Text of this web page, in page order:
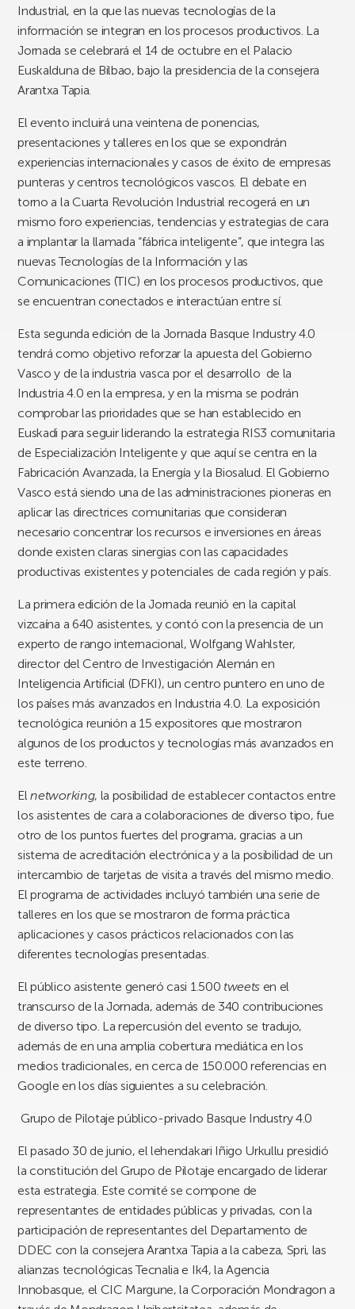
Industrial, en la que las nuevas tecnologías de la
información se integran en los procesos productivos. La
Jornada se celebrará el 14 de octubre en el Palacio
Euskalduna de Bilbao, bajo la presidencia de la consejera
Arantxa Tapia.
El evento incluirá una veintena de ponencias,
presentaciones y talleres en los que se expondrán
experiencias internacionales y casos de éxito de empresas
punteras y centros tecnológicos vascos. El debate en
torno a la Cuarta Revolución Industrial recogerá en un
mismo foro experiencias, tendencias y estrategias de cara
a implantar la llamada “fábrica inteligente”, que integra las
nuevas Tecnologías de la Información y las
Comunicaciones (TIC) en los procesos productivos, que
se encuentran conectados e interactúan entre sí.
Esta segunda edición de la Jornada Basque Industry 4.0
tendrá como objetivo reforzar la apuesta del Gobierno
Vasco y de la industria vasca por el desarrollo de la
Industria 4.0 en la empresa, y en la misma se podrán
comprobar las prioridades que se han establecido en
Euskadi para seguir liderando la estrategia RIS3 comunitaria
de Especialización Inteligente y que aquí se centra en la
Fabricación Avanzada, la Energía y la Biosalud. El Gobierno
Vasco está siendo una de las administraciones pioneras en
aplicar las directrices comunitarias que consideran
necesario concentrar los recursos e inversiones en áreas
donde existen claras sinergias con las capacidades
productivas existentes y potenciales de cada región y país.
La primera edición de la Jornada reunió en la capital
vizcaína a 640 asistentes, y contó con la presencia de un
experto de rango internacional, Wolfgang Wahlster,
director del Centro de Investigación Alemán en
Inteligencia Artificial (DFKI), un centro puntero en uno de
los países más avanzados en Industria 4.0. La exposición
tecnológica reunión a 15 expositores que mostraron
algunos de los productos y tecnologías más avanzados en
este terreno.
Elnetworking, la posibilidad de establecer contactos entre
los asistentes de cara a colaboraciones de diverso tipo, fue
otro de los puntos fuertes del programa, gracias a un
sistema de acreditación electrónica y a la posibilidad de un
intercambio de tarjetas de visita a través del mismo medio.
El programa de actividades incluyó también una serie de
talleres en los que se mostraron de forma práctica
aplicaciones y casos prácticos relacionados con las
diferentes tecnologías presentadas.
El público asistente generó casi 1.500 tweets en el
transcurso de la Jornada, además de 340 contribuciones
de diverso tipo. La repercusión del evento se tradujo,
además de en una amplia cobertura mediática en los
medios tradicionales, en cerca de 150.000 referencias en
Google en los días siguientes a su celebración.
Grupo de Pilotaje público-privado Basque Industry 4.0
El pasado 30 de junio, el lehendakari Iñigo Urkullu presidió
la constitución del Grupo de Pilotaje encargado de liderar
esta estrategia. Este comité se compone de
representantes de entidades públicas y privadas, con la
participación de representantes del Departamento de
DDEC con la consejera Arantxa Tapia a la cabeza, Spri, las
alianzas tecnológicas Tecnalia e Ik4, la Agencia
Innobasque, el CIC Margune, la Corporación Mondragon a